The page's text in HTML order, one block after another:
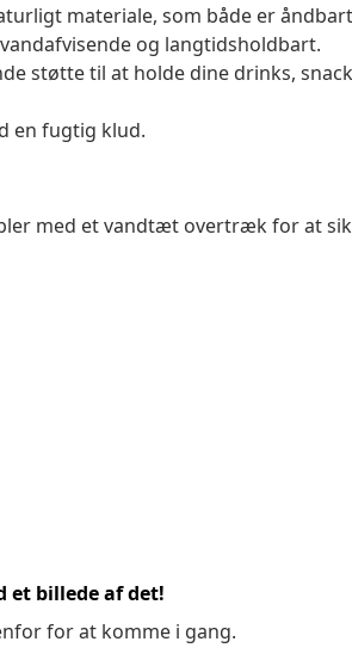
materiale, som både er
og langtidsholdbart.
støtte til at holde dine drinks,
en fugtig klud.
med et vandtæt overtræk for at
et billede af det!
for at komme i gang.